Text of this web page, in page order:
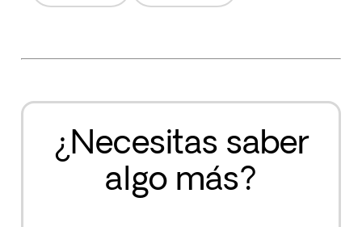
¿Necesitas saber
algo más?